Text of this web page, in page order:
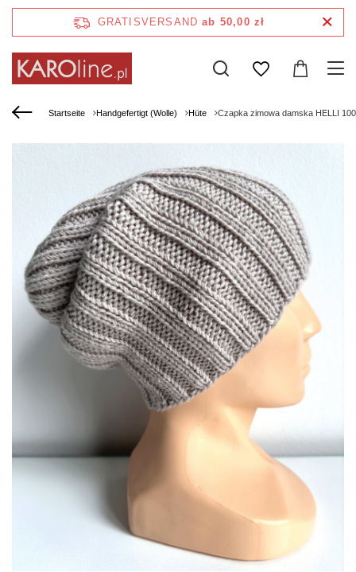
GRATISVERSAND ab 50,00 zł
Startseite Handgefertigt (Wolle) Hüte Czapka zimowa damska HELLI